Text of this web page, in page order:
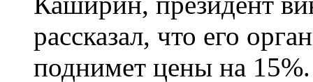
рассказал, что его
поднимет цены на